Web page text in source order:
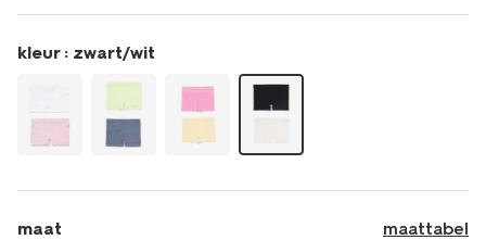
-2-
stuks-
zwart%2Fwit-
19301640BLACKWHITE.html
kleur : zwart/wit
maat maattabel